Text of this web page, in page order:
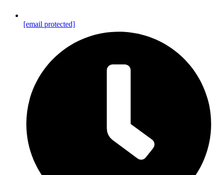
[email protected]